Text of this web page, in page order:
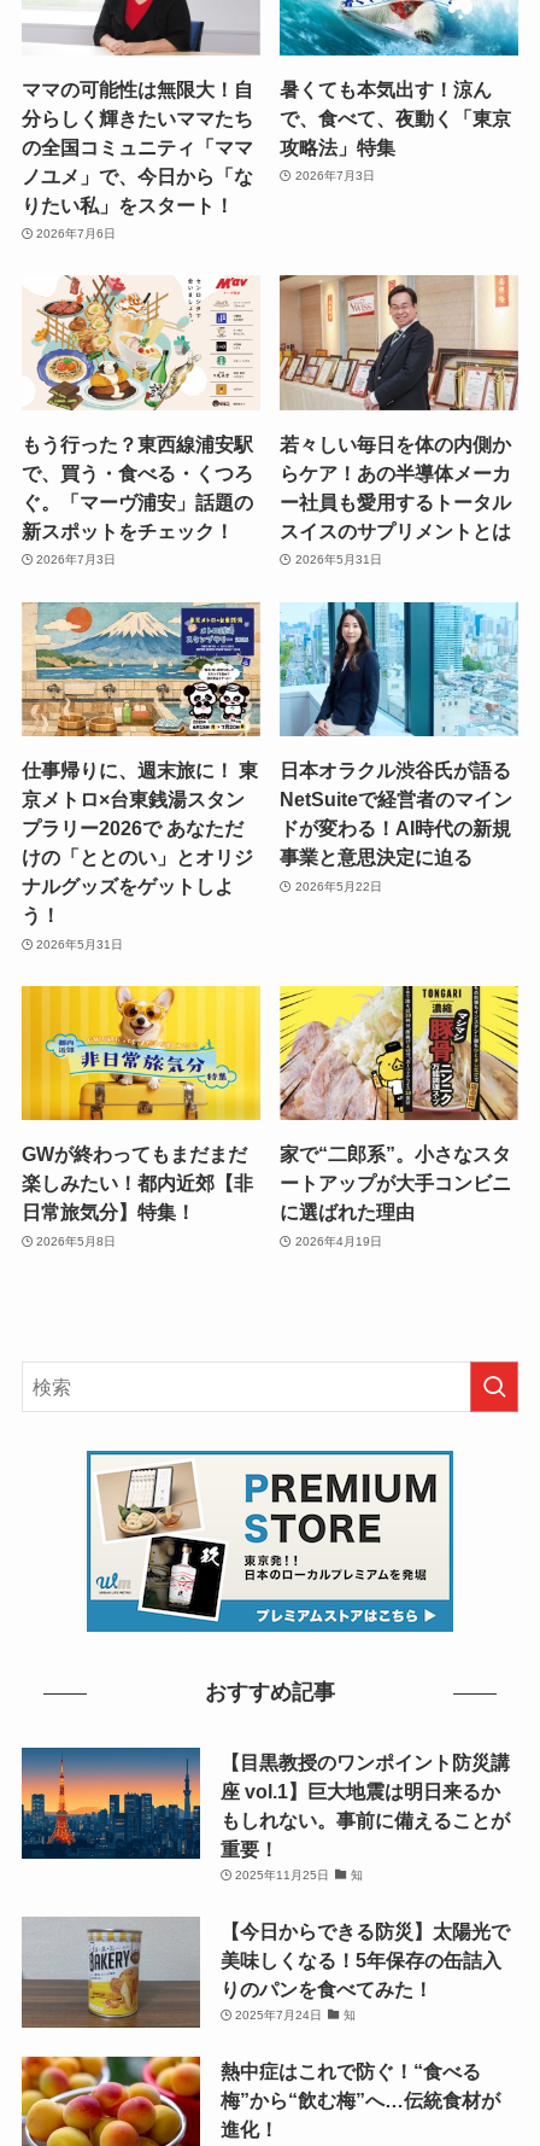
ママの可能性は無限大！自
分らしく輝きたいママたち
の全国コミュニティ「ママ
ノユメ」で、今日から「な
りたい私」をスタート！
2026年7月6日
暑くても本気出す！涼ん
で、食べて、夜動く「東京
攻略法」特集
2026年7月3日
もう行った？東西線浦安駅
で、買う・食べる・くつろ
ぐ。「マーヴ浦安」話題の
新スポットをチェック！
2026年7月3日
若々しい毎日を体の内側か
らケア！あの半導体メーカ
ー社員も愛用するトータル
スイスのサプリメントとは
2026年5月31日
仕事帰りに、週末旅に！ 東
京メトロ×台東銭湯スタン
プラリー2026で あなただ
けの「ととのい」とオリジ
ナルグッズをゲットしよ
う！
2026年5月31日
日本オラクル渋谷氏が語る
NetSuiteで経営者のマイン
ドが変わる！AI時代の新規
事業と意思決定に迫る
2026年5月22日
GWが終わってもまだまだ
楽しみたい！都内近郊【非
日常旅気分】特集！
2026年5月8日
家で“二郎系”。小さなスタ
ートアップが大手コンビニ
に選ばれた理由
2026年4月19日
おすすめ記事
【目黒教授のワンポイント防災講
座 vol.1】巨大地震は明日来るか
もしれない。事前に備えることが
重要！
2025年11月25日 知
【今日からできる防災】太陽光で
美味しくなる！5年保存の缶詰入
りのパンを食べてみた！
2025年7月24日 知
熱中症はこれで防ぐ！“食べる
梅”から“飲む梅”へ…伝統食材が
進化！